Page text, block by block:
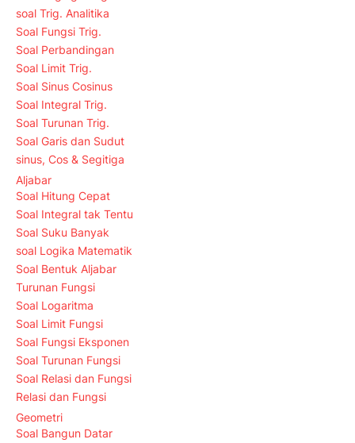
soal Trig. Analitika
Soal Fungsi Trig.
Soal Perbandingan
Soal Limit Trig.
Soal Sinus Cosinus
Soal Integral Trig.
Soal Turunan Trig.
Soal Garis dan Sudut
sinus, Cos & Segitiga
Aljabar
Soal Hitung Cepat
Soal Integral tak Tentu
Soal Suku Banyak
soal Logika Matematik
Soal Bentuk Aljabar
Turunan Fungsi
Soal Logaritma
Soal Limit Fungsi
Soal Fungsi Eksponen
Soal Turunan Fungsi
Soal Relasi dan Fungsi
Relasi dan Fungsi
Geometri
Soal Bangun Datar